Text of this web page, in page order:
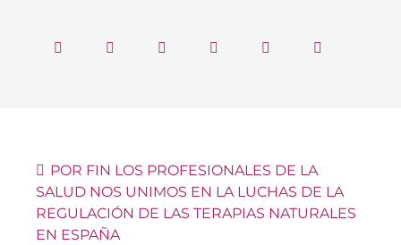
POR FIN LOS PROFESIONALES DE LA
SALUD NOS UNIMOS EN LA LUCHAS DE LA
REGULACIÓN DE LAS TERAPIAS NATURALES
EN ESPAÑA